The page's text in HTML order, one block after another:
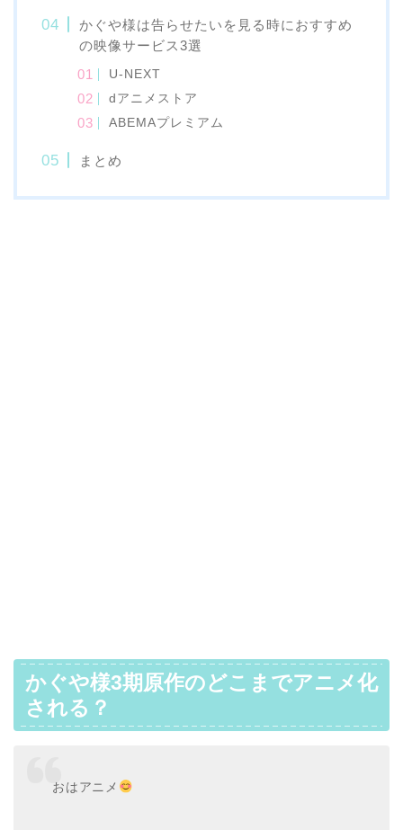
かぐや様は告らせたいを見る時におすすめ
の映像サービス3選
U-NEXT
dアニメストア
ABEMAプレミアム
まとめ
かぐや様3期原作のどこまでアニメ化
される？
おはアニメ